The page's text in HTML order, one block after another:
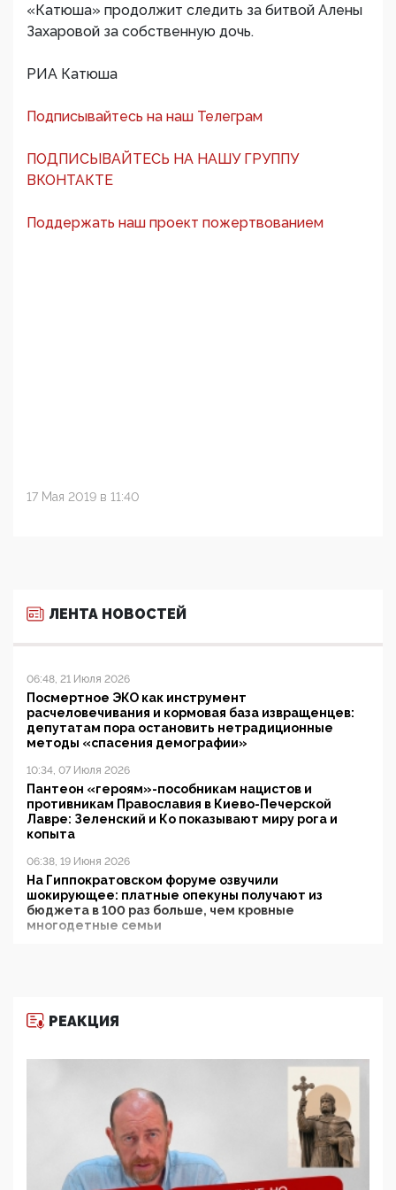
«Катюша» продолжит следить за битвой Алены
Захаровой за собственную дочь.
РИА Катюша
Подписывайтесь на наш Телеграм
ПОДПИСЫВАЙТЕСЬ НА НАШУ ГРУППУ
ВКОНТАКТЕ
Поддержать наш проект пожертвованием
17 Мая 2019 в 11:40
ЛЕНТА НОВОСТЕЙ
06:48, 21 Июля 2026
Посмертное ЭКО как инструмент
расчеловечивания и кормовая база извращенцев:
депутатам пора остановить нетрадиционные
методы «спасения демографии»
10:34, 07 Июля 2026
Пантеон «героям»-пособникам нацистов и
противникам Православия в Киево-Печерской
Лавре: Зеленский и Ко показывают миру рога и
копыта
06:38, 19 Июня 2026
На Гиппократовском форуме озвучили
шокирующее: платные опекуны получают из
бюджета в 100 раз больше, чем кровные
многодетные семьи
11:53, 09 Июня 2026
деятельность ИИТО ЮНЕСКО в России, но
цифроглобалисты продолжают определять
повестку в образовании
09:43, 01 Июня 2026
5G за счет здоровья граждан: Минцифры намерено
отобрать у регионов и муниципалитетов право
защищать жилые дома и социальные объекты от
РЕАКЦИЯ